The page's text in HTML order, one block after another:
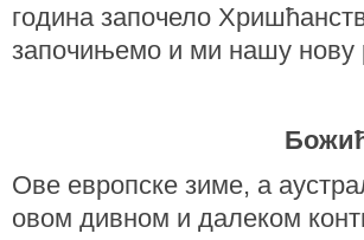
година започело
започињемо и ми нашу нову
Ове европске зиме, а
овом дивном и далеком